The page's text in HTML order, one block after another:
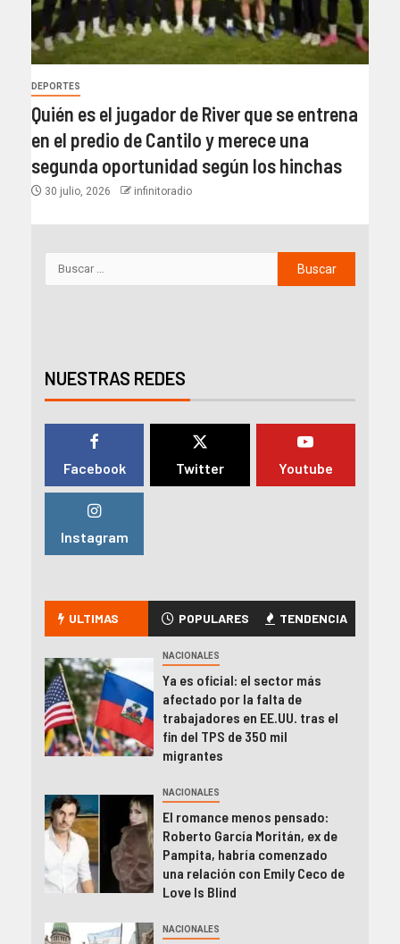
DEPORTES
Quién es el jugador de River que se entrena
en el predio de Cantilo y merece una
segunda oportunidad según los hinchas
30 julio, 2026 infinitoradio
NUESTRAS REDES
Facebook Twitter Youtube
Instagram
ULTIMAS POPULARES TENDENCIA
NACIONALES
Ya es oficial: el sector más
afectado por la falta de
trabajadores en EE.UU. tras el
fin del TPS de 350 mil
migrantes
NACIONALES
El romance menos pensado:
Roberto García Moritán, ex de
Pampita, habría comenzado
una relación con Emily Ceco de
Love Is Blind
NACIONALES